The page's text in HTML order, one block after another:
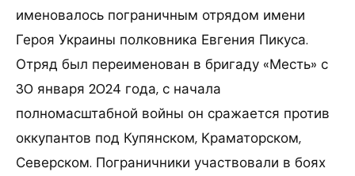
именовалось пограничным отрядом имени
Героя Украины полковника Евгения Пикуса.
Отряд был переименован в бригаду «Месть» с
30 января 2024 года, с начала
полномасштабной войны он сражается против
оккупантов под Купянском, Краматорском,
Северском. Пограничники участвовали в боях